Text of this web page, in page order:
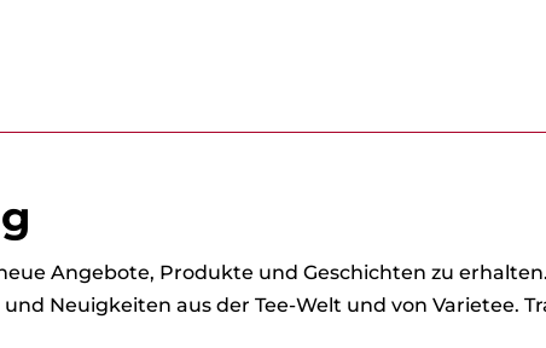
Angebote, Produkte und Geschichten zu
Neuigkeiten aus der Tee-Welt und von Varietee.